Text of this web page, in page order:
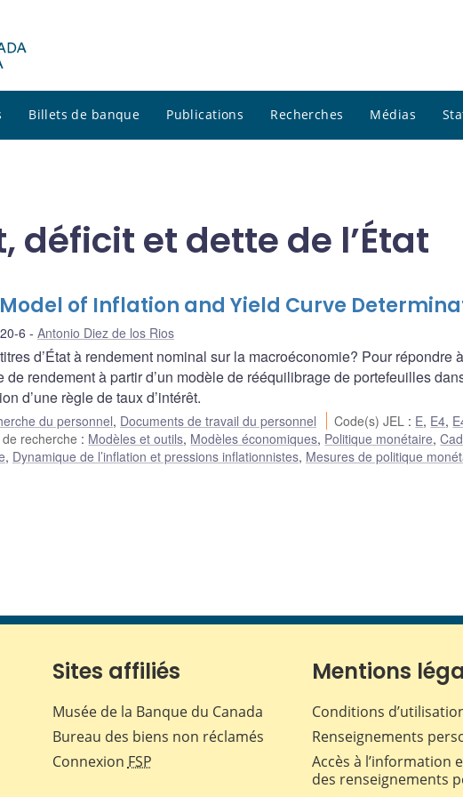
Billets de banque Publications Recherches Médias
déficit et dette de l’État
of Inflation and Yield Curve
6 Antonio Diez de los Rios
d’État à rendement nominal sur la macroéconomie? Pour répondre
rendement à partir d’un modèle de rééquilibrage de portefeuilles
d’une règle de taux d’intérêt.
du personnel, Documents de travail du personnel Code(s) JEL : E, E4,
recherche : Modèles et outils, Modèles économiques, Politique monétaire,
, Dynamique de l’inflation et pressions inflationnistes, Mesures de politique
Sites affiliés
Musée de la Banque du Canada
Bureau des biens non réclamés
Connexion FSP
Mentions
Conditions
Renseignements
Accès à l’information
des renseignements